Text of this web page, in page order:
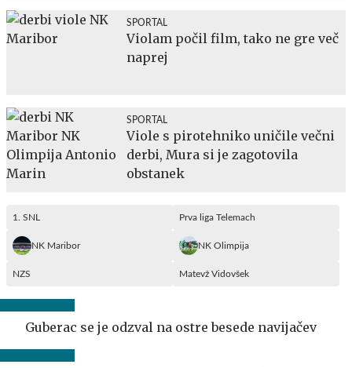
SPORTAL
Violam počil film, tako ne gre več
naprej
SPORTAL
Viole s pirotehniko uničile večni
derbi, Mura si je zagotovila
obstanek
1. SNL Prva liga Telemach
NK Maribor NK Olimpija
NZS Matevž Vidovšek
Guberac se je odzval na ostre besede navijačev